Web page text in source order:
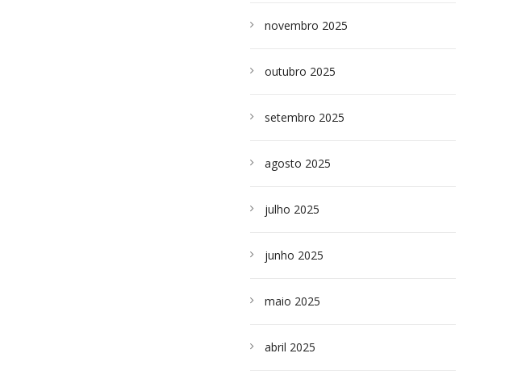
novembro 2025
outubro 2025
setembro 2025
agosto 2025
julho 2025
junho 2025
maio 2025
abril 2025